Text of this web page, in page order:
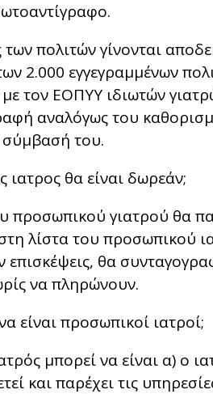
των πολιτών γίνονται
2.000 εγγεγραμμένων
τον ΕΟΠΥΥ ιδιωτών
αναλόγως του
σύμβασή του.
θα είναι δωρεάν;
προσωπικού γιατρού θα
λίστα του προσωπικού
επισκέψεις, θα
να πληρώνουν.
είναι προσωπικοί ιατροί;
μπορεί να είναι α) ο
και παρέχει τις